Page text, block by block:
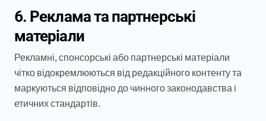
6. Реклама та партнерські
матеріали
Рекламні, спонсорські або партнерські матеріали
чітко відокремлюються від редакційного контенту та
маркуються відповідно до чинного законодавства і
етичних стандартів.